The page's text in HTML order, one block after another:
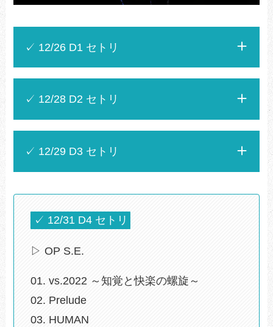
✓ 12/26 D1 セトリ
✓ 12/28 D2 セトリ
✓ 12/29 D3 セトリ
✓ 12/31 D4 セトリ
▷ OP S.E.
01. vs.2022 ～知覚と快楽の螺旋～
02. Prelude
03. HUMAN